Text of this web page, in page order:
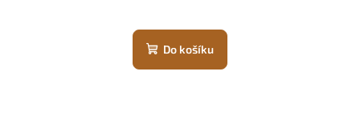
Do košíku